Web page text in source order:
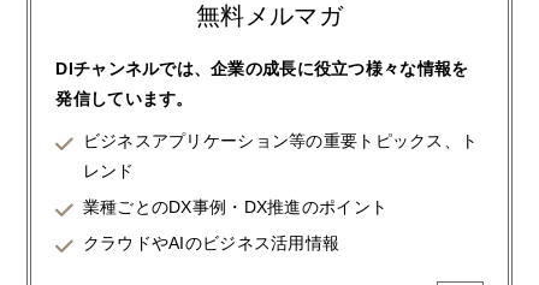
無料メルマガ
DIチャンネルでは、企業の成長に役立つ様々な情報を
発信しています。
ビジネスアプリケーション等の重要トピックス、ト
レンド
業種ごとのDX事例・DX推進のポイント
クラウドやAIのビジネス活用情報